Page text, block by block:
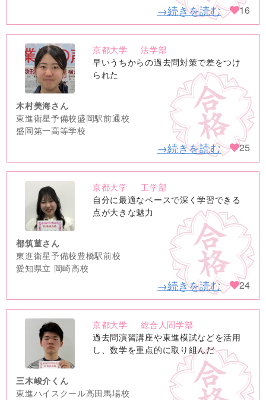
→続きを読む 16
no
image
京都大学
法学部
早いうちからの過去問対策で差をつけ
られた
木村美海さん
東進衛星予備校盛岡駅前通校
盛岡第一高等学校
→続きを読む 25
no
image
京都大学
工学部
自分に最適なペースで深く学習できる
点が大きな魅力
都筑菫さん
東進衛星予備校豊橋駅前校
愛知県立 岡崎高校
→続きを読む 24
no
image
京都大学
総合人間学部
過去問演習講座や東進模試などを活用
し、数学を重点的に取り組んだ
三木峻介くん
東進ハイスクール高田馬場校